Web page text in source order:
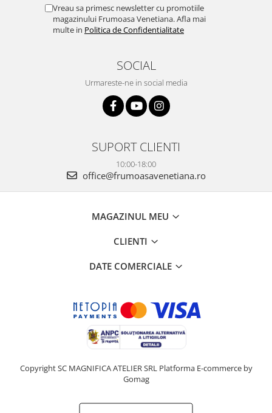
Vreau sa primesc newsletter cu promotiile
magazinului Frumoasa Venetiana. Afla mai
multe in Politica de Confidentialitate
SOCIAL
Urmareste-ne in social media
SUPORT CLIENTI
10:00-18:00
office@frumoasavenetiana.ro
MAGAZINUL MEU
CLIENTI
DATE COMERCIALE
Copyright SC MAGNIFICA ATELIER SRL Platforma E-commerce by
Gomag